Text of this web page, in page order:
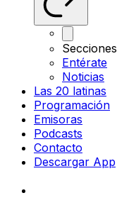
Secciones
Entérate
Noticias
Las 20 latinas
Programación
Emisoras
Podcasts
Contacto
Descargar App